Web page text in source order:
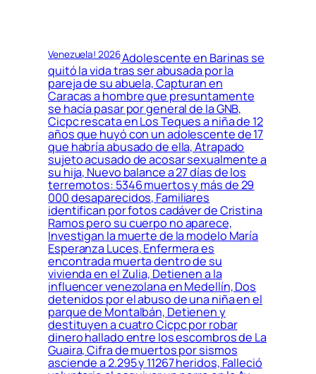
Venezuela! 2026Adolescente en Barinas se
quitó la vida tras ser abusada por la
pareja de su abuela, Capturan en
Caracas a hombre que presuntamente
se hacía pasar por general de la GNB,
Cicpc rescata en Los Teques a niña de 12
años que huyó con un adolescente de 17
que habría abusado de ella, Atrapado
sujeto acusado de acosar sexualmente a
su hija, Nuevo balance a 27 días de los
terremotos: 5346 muertos y más de 29
000 desaparecidos, Familiares
identifican por fotos cadáver de Cristina
Ramos pero su cuerpo no aparece,
Investigan la muerte de la modelo María
Esperanza Luces, Enfermera es
encontrada muerta dentro de su
vivienda en el Zulia, Detienen a la
influencer venezolana en Medellín, Dos
detenidos por el abuso de una niña en el
parque de Montalbán, Detienen y
destituyen a cuatro Cicpc por robar
dinero hallado entre los escombros de La
Guaira, Cifra de muertos por sismos
asciende a 2.295 y 11267 heridos, Falleció